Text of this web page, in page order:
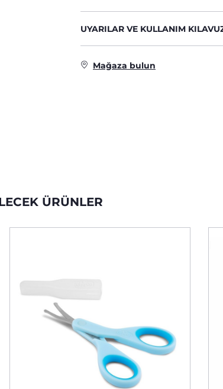
UYARILAR VE KULLANIM
Mağaza bulun
ÜRÜNLER